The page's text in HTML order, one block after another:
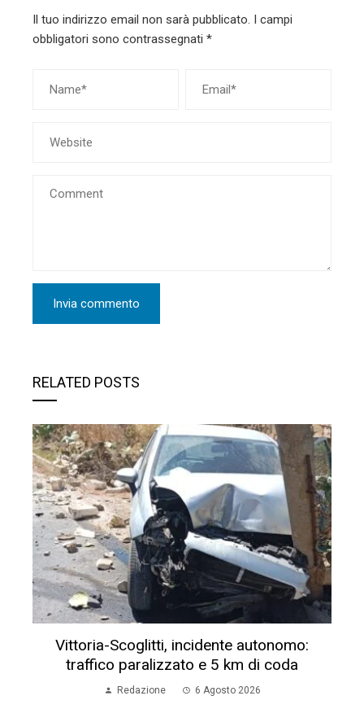
Il tuo indirizzo email non sarà pubblicato. I campi
obbligatori sono contrassegnati *
RELATED POSTS
Vittoria-Scoglitti, incidente autonomo:
traffico paralizzato e 5 km di coda
Redazione 6 Agosto 2026